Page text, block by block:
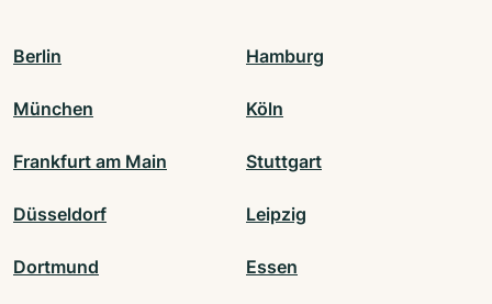
Berlin Hamburg
München Köln
Frankfurt am Main Stuttgart
Düsseldorf Leipzig
Dortmund Essen